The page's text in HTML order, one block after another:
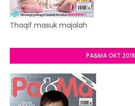
Thaqif masuk majalah
PA&MA OKT 2018